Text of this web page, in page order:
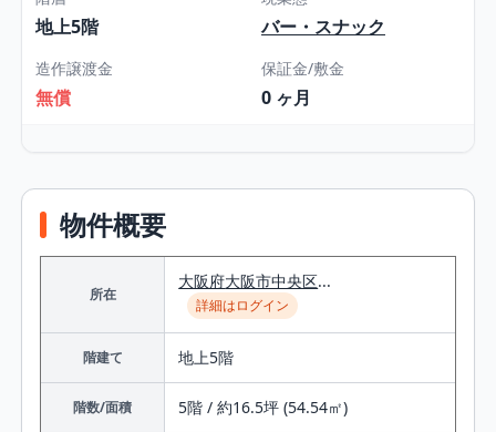
地上5階 バー・スナック
造作譲渡金
無償
保証金/敷金
0 ヶ月
物件概要
所在
大阪府大阪市中央区...
詳細はログイン
階建て 地上5階
階数/面積 5階 / 約16.5坪 (54.54㎡)